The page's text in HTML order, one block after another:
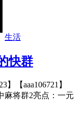
生活
快群
【aaa106721】
麻将群2亮点：一元